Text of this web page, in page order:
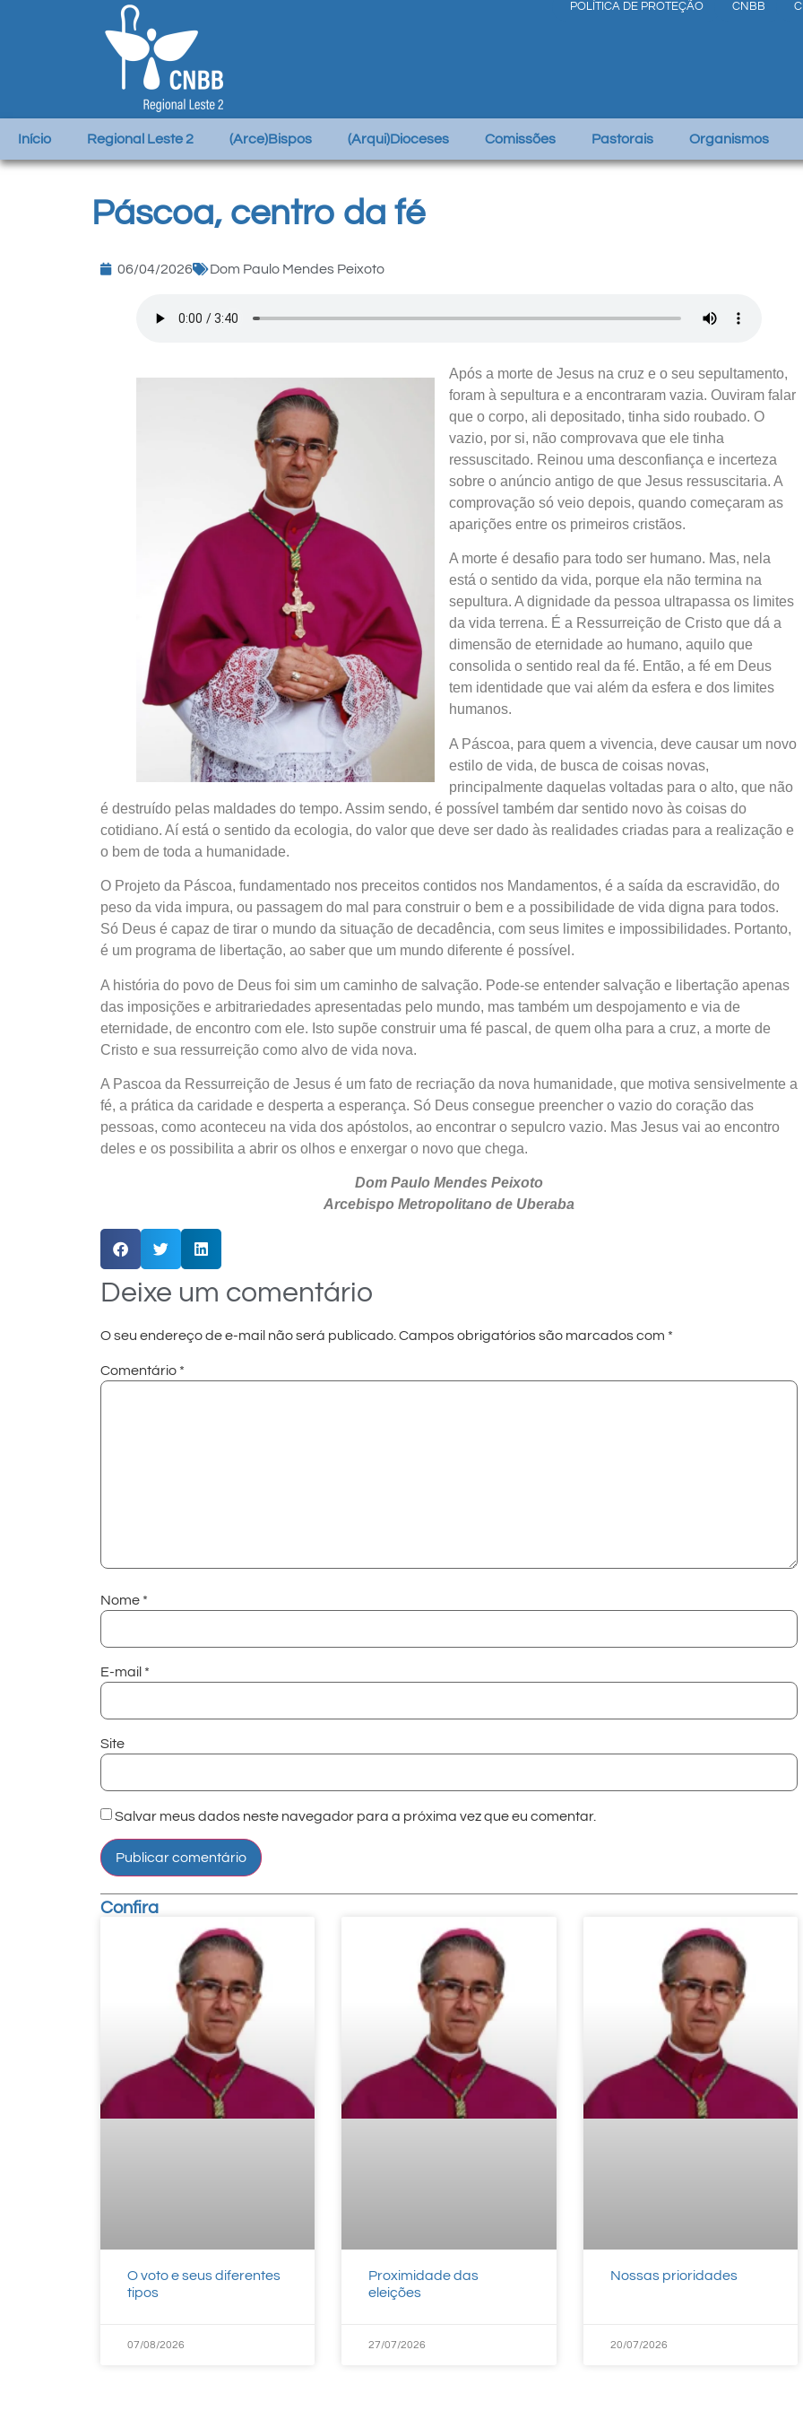
POLÍTICA DE PROTEÇÃO CNBB
Início Regional Leste 2 (Arce)Bispos (Arqui)Dioceses Comissões Pastorais Organismos
Páscoa, centro da fé
06/04/2026 Dom Paulo Mendes Peixoto
Após a morte de Jesus na cruz e o seu sepultamento,
foram à sepultura e a encontraram vazia. Ouviram falar
que o corpo, ali depositado, tinha sido roubado. O
vazio, por si, não comprovava que ele tinha
ressuscitado. Reinou uma desconfiança e incerteza
sobre o anúncio antigo de que Jesus ressuscitaria. A
comprovação só veio depois, quando começaram as
aparições entre os primeiros cristãos.
A morte é desafio para todo ser humano. Mas, nela
está o sentido da vida, porque ela não termina na
sepultura. A dignidade da pessoa ultrapassa os limites
da vida terrena. É a Ressurreição de Cristo que dá a
dimensão de eternidade ao humano, aquilo que
consolida o sentido real da fé. Então, a fé em Deus
tem identidade que vai além da esfera e dos limites
humanos.
A Páscoa, para quem a vivencia, deve causar um novo
estilo de vida, de busca de coisas novas,
principalmente daquelas voltadas para o alto, que não
é destruído pelas maldades do tempo. Assim sendo, é possível também dar sentido novo às coisas do
cotidiano. Aí está o sentido da ecologia, do valor que deve ser dado às realidades criadas para a realização e
o bem de toda a humanidade.
O Projeto da Páscoa, fundamentado nos preceitos contidos nos Mandamentos, é a saída da escravidão, do
peso da vida impura, ou passagem do mal para construir o bem e a possibilidade de vida digna para todos.
Só Deus é capaz de tirar o mundo da situação de decadência, com seus limites e impossibilidades. Portanto,
é um programa de libertação, ao saber que um mundo diferente é possível.
A história do povo de Deus foi sim um caminho de salvação. Pode-se entender salvação e libertação apenas
das imposições e arbitrariedades apresentadas pelo mundo, mas também um despojamento e via de
eternidade, de encontro com ele. Isto supõe construir uma fé pascal, de quem olha para a cruz, a morte de
Cristo e sua ressurreição como alvo de vida nova.
A Pascoa da Ressurreição de Jesus é um fato de recriação da nova humanidade, que motiva sensivelmente a
fé, a prática da caridade e desperta a esperança. Só Deus consegue preencher o vazio do coração das
pessoas, como aconteceu na vida dos apóstolos, ao encontrar o sepulcro vazio. Mas Jesus vai ao encontro
deles e os possibilita a abrir os olhos e enxergar o novo que chega.
Dom Paulo Mendes Peixoto
Arcebispo Metropolitano de Uberaba
Deixe um comentário
O seu endereço de e-mail não será publicado. Campos obrigatórios são marcados com *
Comentário *
Nome *
E-mail *
Site
Salvar meus dados neste navegador para a próxima vez que eu comentar.
Confira
O voto e seus diferentes
tipos
07/08/2026
Proximidade das
eleições
27/07/2026
Nossas prioridades
20/07/2026